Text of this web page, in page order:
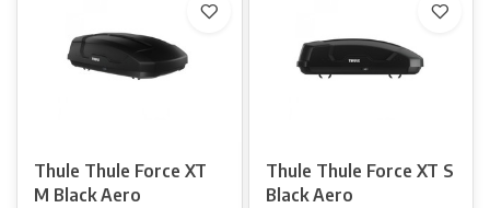
Thule Thule Force XT
M Black Aero
Thule Thule Force XT S
Black Aero